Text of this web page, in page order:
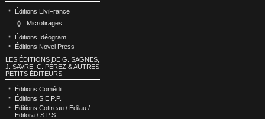
Éditions ElviFrance
Microtirages
Éditions Idéogram
Éditions Novel Press
LES ÉDITIONS DE G. SAGNES,
J. SAVRE, C. PÉREZ & AUTRES
PETITS ÉDITEURS
Éditions Comédit
Éditions S.E.P.P.
Éditions Cottreau / Edilau /
Editora / S.P.S.